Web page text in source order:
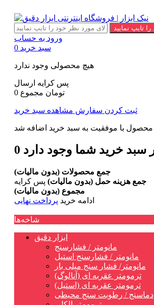
ورود به حساب
سبد خرید 0
هیچ محصولی وجود ندارد
پس کرایه ارسال
0 تومان مجموع
ثبت کردن سفارش مشاهده سبد خرید
محصول با موفقیت به سبد خرید اضافه شد
0
جمع محصولات (بدون مالیات)
جمع هزینه حمل (بدون مالیات) پس کرایه
مجموع (بدون مالیات)
ادامه خرید پرداخت نهایی
شاخه‌ها
ابزار دقیق
مانومتر / فشارسنج
مانومتر / فشارسنج استیل
مانومتر/ فشار سنج میلی بار
ترمومتر عقربه ای (آنالوگ)
ترمومتر عقربه ای (استیل)
دماسنج / رطوبت سنج محیطی